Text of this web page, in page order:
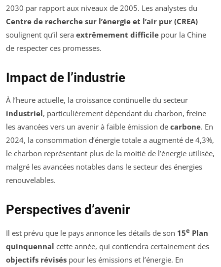
2030 par rapport aux niveaux de 2005. Les analystes du
Centre de recherche sur l’énergie et l’air pur (CREA)
soulignent qu’il sera extrêmement difficile pour la Chine
de respecter ces promesses.
Impact de l’industrie
À l’heure actuelle, la croissance continuelle du secteur
industriel, particulièrement dépendant du charbon, freine
les avancées vers un avenir à faible émission de carbone. En
2024, la consommation d’énergie totale a augmenté de 4,3%,
le charbon représentant plus de la moitié de l’énergie utilisée,
malgré les avancées notables dans le secteur des énergies
renouvelables.
Perspectives d’avenir
Il est prévu que le pays annonce les détails de son 15e Plan
quinquennal cette année, qui contiendra certainement des
objectifs révisés pour les émissions et l’énergie. En